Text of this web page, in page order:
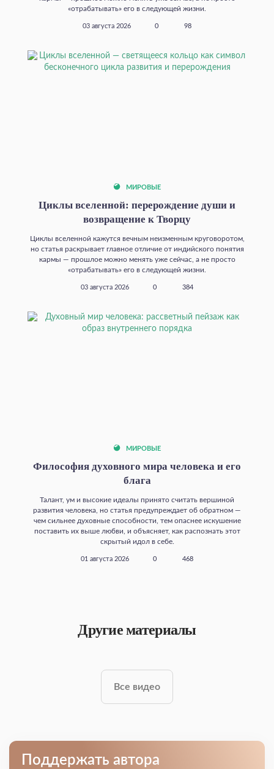
«отрабатывать» его в следующей жизни.
03 августа 2026 0 98
МИРОВЫЕ
Циклы вселенной: перерождение души и
возвращение к Творцу
Циклы вселенной кажутся вечным неизменным круговоротом,
но статья раскрывает главное отличие от индийского понятия
кармы — прошлое можно менять уже сейчас, а не просто
«отрабатывать» его в следующей жизни.
03 августа 2026 0 384
МИРОВЫЕ
Философия духовного мира человека и его
блага
Талант, ум и высокие идеалы принято считать вершиной
развития человека, но статья предупреждает об обратном —
чем сильнее духовные способности, тем опаснее искушение
поставить их выше любви, и объясняет, как распознать этот
скрытый идол в себе.
01 августа 2026 0 468
Другие материалы
Все видео
Поддержать автора